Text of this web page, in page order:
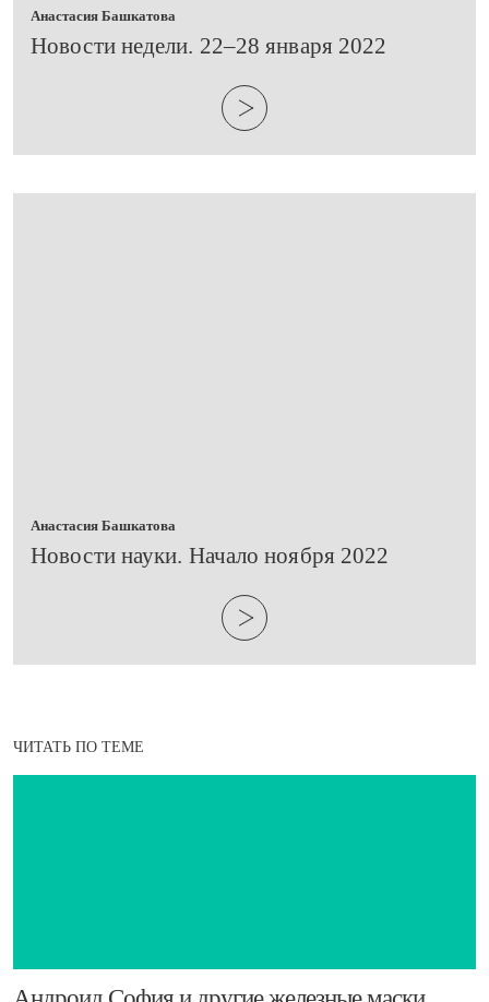
Анастасия Башкатова
​Новости недели. 22–28 января 2022
Анастасия Башкатова
Новости науки. Начало ноября 2022
ЧИТАТЬ ПО ТЕМЕ